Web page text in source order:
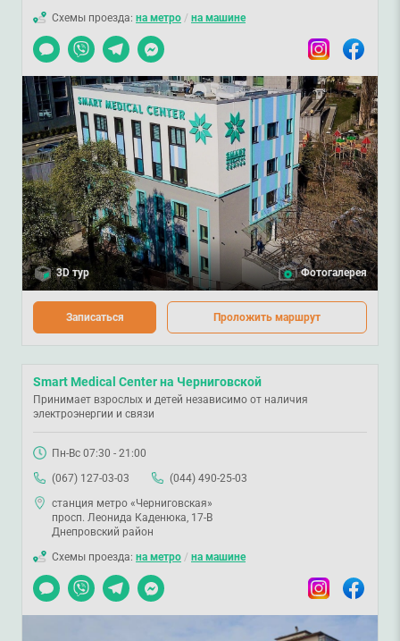
Схемы проезда: на метро / на машине
Чат
Viber TelegramMessenger InstagramFacebook
3D тур Фотогалерея
Записаться Проложить маршрут
Smart Medical Center на Черниговской
Принимает взрослых и детей независимо от наличия
электроэнергии и связи
Пн-Вс 07:30 - 21:00
(067) 127-03-03
(044) 490-25-03
станция метро «Черниговская»
просп. Леонида Каденюка, 17-В
Днепровский район
Схемы проезда: на метро / на машине
Чат
Viber TelegramMessenger InstagramFacebook